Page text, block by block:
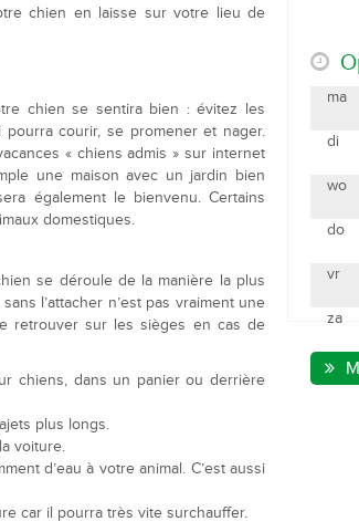
chien en laisse sur votre lieu de
chien se sentira bien : évitez les
courir, se promener et nager.
« chiens admis » sur internet
une maison avec un jardin bien
également le bienvenu. Certains
domestiques.
se déroule de la manière la plus
l’attacher n’est pas vraiment une
retrouver sur les sièges en cas de
chiens, dans un panier ou derrière
plus longs.
voiture.
d’eau à votre animal. C’est aussi
car il pourra très vite surchauffer.
ma
di
wo
do
vr
za